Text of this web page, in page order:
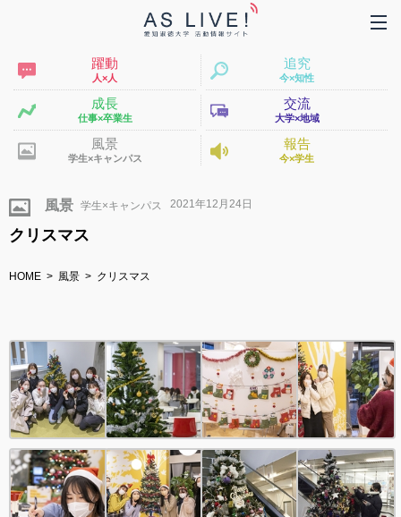
躍動
人×人
追究
今×知性
成長
仕事×卒業生
交流
大学×地域
風景
学生×キャンパス
報告
今×学生
風景 2021年12月24日
クリスマス
HOME 風景 クリスマス